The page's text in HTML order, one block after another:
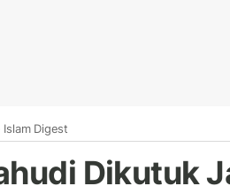
Islam Digest
Dikutuk